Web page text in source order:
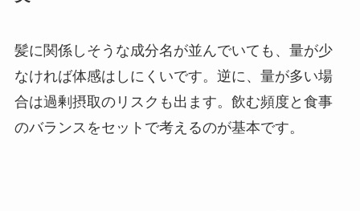
髪に関係しそうな成分名が並んでいても、量が少
なければ体感はしにくいです。逆に、量が多い場
合は過剰摂取のリスクも出ます。飲む頻度と食事
のバランスをセットで考えるのが基本です。